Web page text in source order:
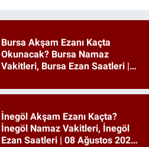
Bursa Akşam Ezanı Kaçta
Okunacak? Bursa Namaz
Vakitleri, Bursa Ezan Saatleri |
İnegöl Akşam Ezanı Kaçta?
İnegöl Namaz Vakitleri, İnegöl
Ezan Saatleri | 08 Ağustos 2026